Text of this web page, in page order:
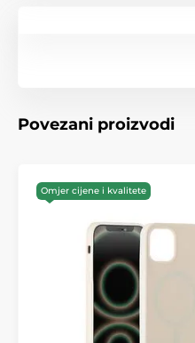
Povezani proizvodi
Omjer cijene i kvalitete